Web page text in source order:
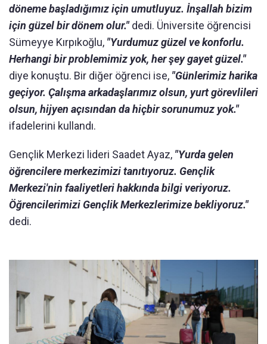
döneme başladığımız için umutluyuz. İnşallah bizim
için güzel bir dönem olur."dedi. Üniversite öğrencisi
Sümeyye Kırpıkoğlu, "Yurdumuz güzel ve konforlu.
Herhangi bir problemimiz yok, her şey gayet güzel."
diye konuştu. Bir diğer öğrenci ise, "Günlerimiz harika
geçiyor. Çalışma arkadaşlarımız olsun, yurt görevlileri
olsun, hijyen açısından da hiçbir sorunumuz yok."
ifadelerini kullandı.
Gençlik Merkezi lideri Saadet Ayaz, "Yurda gelen
öğrencilere merkezimizi tanıtıyoruz. Gençlik
Merkezi'nin faaliyetleri hakkında bilgi veriyoruz.
Öğrencilerimizi Gençlik Merkezlerimize bekliyoruz."
dedi.